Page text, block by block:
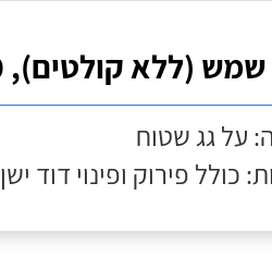
(ללא קולטים), 80 ליטר
על גג שטוח
כולל פירוק ופינוי דוד ישן